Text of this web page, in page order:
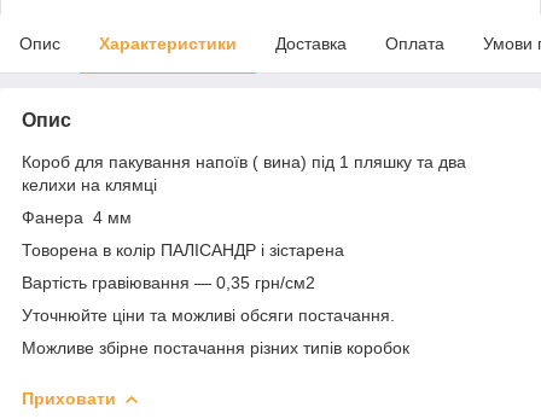
Опис Характеристики Доставка Оплата Умови
Опис
Короб для пакування напоїв ( вина) під 1 пляшку та два
келихи на клямці
Фанера 4 мм
Товорена в колір ПАЛІСАНДР і зістарена
Вартість гравіювання — 0,35 грн/см2
Уточнюйте ціни та можливі обсяги постачання.
Можливе збірне постачання різних типів коробок
Приховати